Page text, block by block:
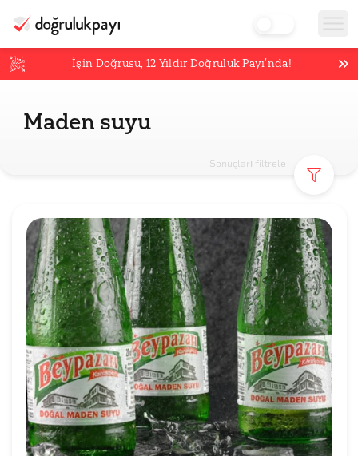
İşin Doğrusu,12 Yıldır Doğruluk Payı’nda!
Maden suyu
Sonuçları filtrele